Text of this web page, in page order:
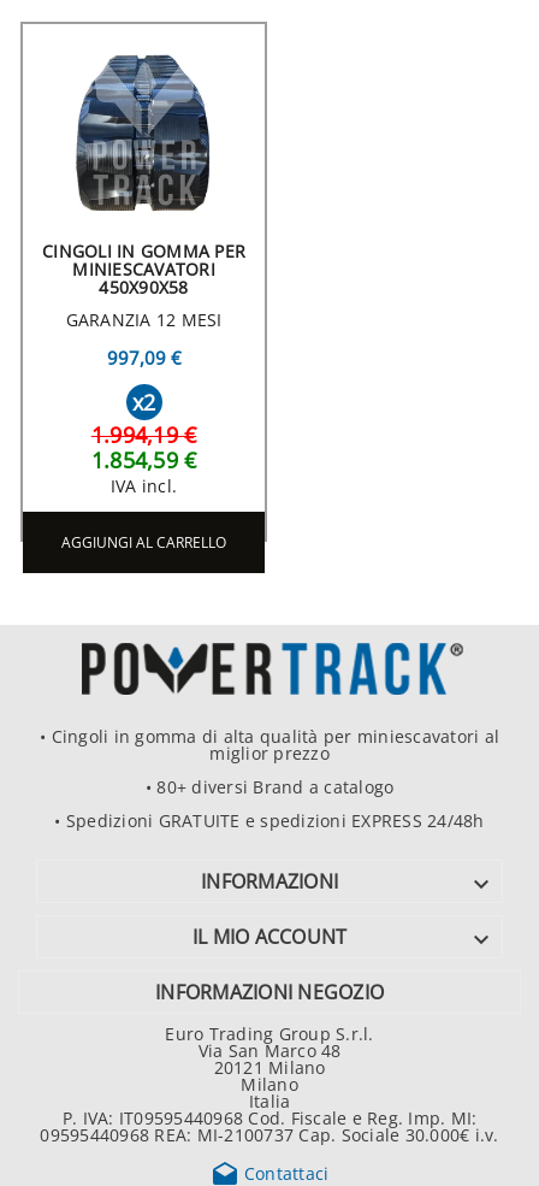
CINGOLI IN GOMMA PER
MINIESCAVATORI
450X90X58
GARANZIA 12 MESI
997,09 €
x2
1.994,19 €
1.854,59 €
IVA incl.
AGGIUNGI AL CARRELLO
• Cingoli in gomma di alta qualità per miniescavatori al
miglior prezzo
• 80+ diversi Brand a catalogo
• Spedizioni GRATUITE e spedizioni EXPRESS 24/48h
INFORMAZIONI 
IL MIO ACCOUNT 
INFORMAZIONI NEGOZIO
Euro Trading Group S.r.l.
Via San Marco 48
20121 Milano
Milano
Italia
P. IVA: IT09595440968 Cod. Fiscale e Reg. Imp. MI:
09595440968 REA: MI-2100737 Cap. Sociale 30.000€ i.v.
 Contattaci